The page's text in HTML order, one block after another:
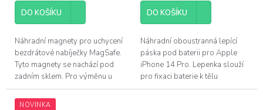
DO KOŠÍKU
Náhradní magnety pro uchycení
bezdrátové nabíječky MagSafe.
Tyto magnety se nachází pod
zadním sklem. Pro výměnu u
Apple iPhone 14 Pro a 14 Pro
Max.
DO KOŠÍKU
Náhradní oboustranná lepící
páska pod baterii pro Apple
iPhone 14 Pro. Lepenka slouží
pro fixaci baterie k tělu
telefonu.
NOVINKA